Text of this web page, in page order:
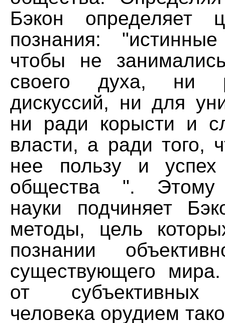
Бэкон определяет
познания:
чтобы не
своего духа, ни
дискуссий, ни для
ни ради корысти и
власти, а ради того,
нее пользу и
общества ". Этому
науки подчиняет
методы, цель
познании
существующего
от субъективных
человека орудием